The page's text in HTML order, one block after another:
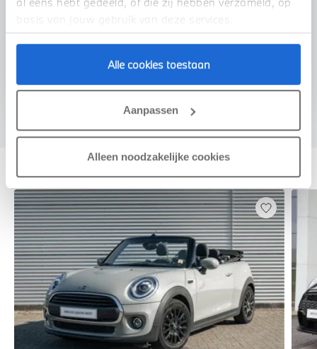
basis van jouw gebruik van deze services.
Alle cookies toestaan
Aanpassen
Alleen noodzakelijke cookies
Voorstel aanvragen
Deze zijn vergelijkbaar